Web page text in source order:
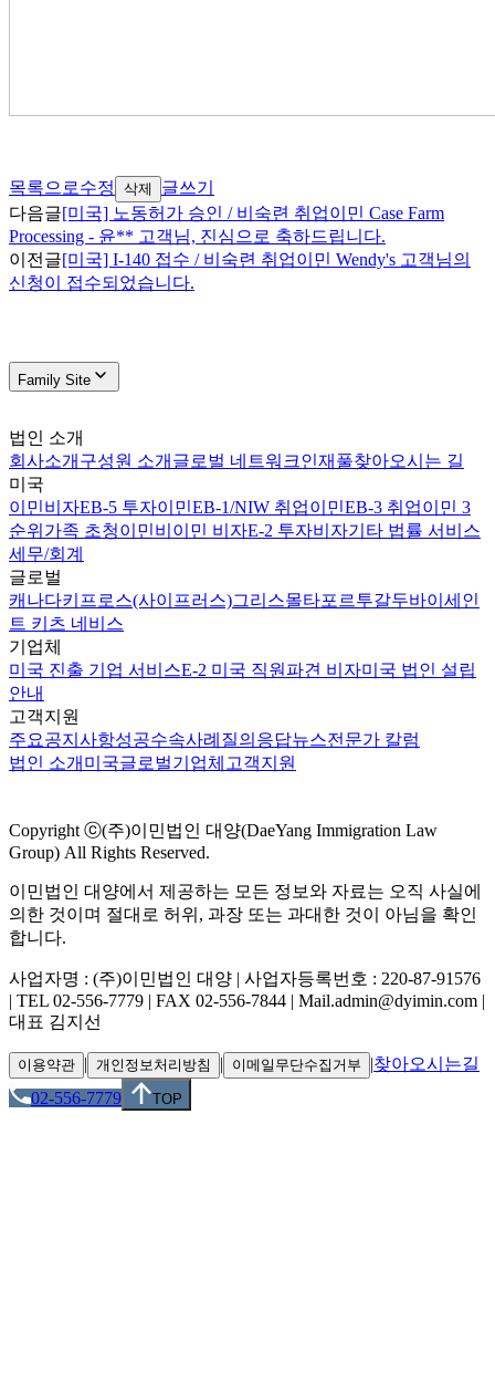
목록으로수정 삭제
글쓰기
다음글[미국] 노동허가 승인 / 비숙련 취업이민 Case Farm
Processing - 윤** 고객님, 진심으로 축하드립니다.
이전글[미국] I-140 접수 / 비숙련 취업이민 Wendy's 고객님의
신청이 접수되었습니다.
Family Site
법인 소개
회사소개 구성원 소개 글로벌 네트워크인재풀찾아오시는 길
미국
이민비자EB-5 투자이민EB-1/NIW 취업이민EB-3 취업이민 3
순위 가족 초청이민비이민 비자E-2 투자비자기타 법률 서비스
세무/회계
글로벌
캐나다키프로스(사이프러스)그리스몰타포르투갈두바이 세인
트 키츠 네비스
기업체
미국 진출 기업 서비스E-2 미국 직원파견 비자미국 법인 설립
안내
고객지원
주요공지사항성공수속사례 질의응답뉴스전문가 칼럼
법인 소개 미국글로벌기업체 고객지원
Copyright ⓒ(주)이민법인 대양(DaeYang Immigration Law
Group) All Rights Reserved.
이민법인 대양에서 제공하는 모든 정보와 자료는 오직 사실에
의한 것이며 절대로 허위, 과장 또는 과대한 것이 아님을 확인
합니다.
사업자명 : (주)이민법인 대양 | 사업자등록번호 : 220-87-91576
| TEL 02-556-7779 | FAX 02-556-7844 | Mail.admin@dyimin.com |
대표 김지선
이용약관 | 개인정보처리방침 | 이메일무단수집거부 |찾아오시는길
02-556-7779
TOP